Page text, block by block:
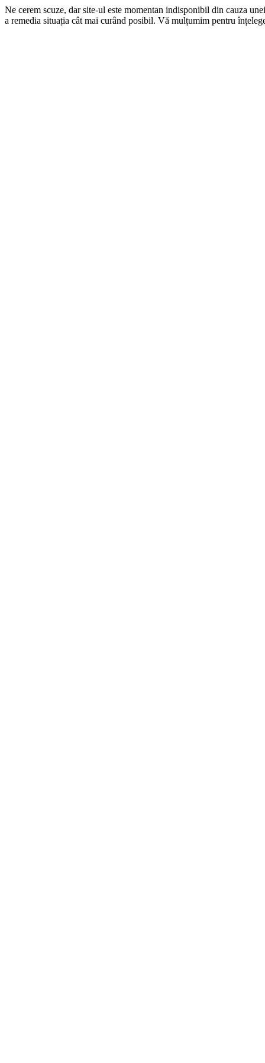
Ne cerem scuze, dar site-ul este momentan indisponibil din cauza
a remedia situația cât mai curând posibil. Vă mulțumim pentru